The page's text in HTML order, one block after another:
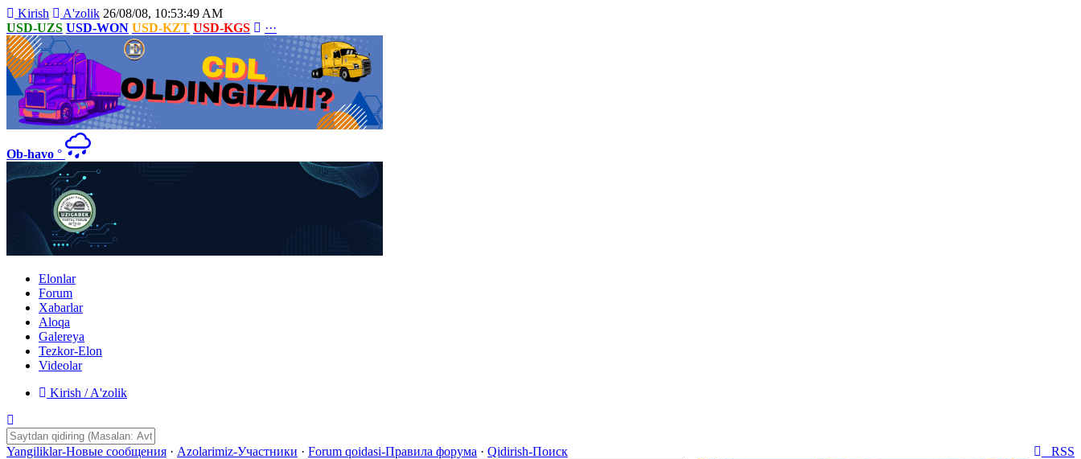
Kirish A'zolik 26/08/08, 10:53:49 AM
USD-UZS USD-WON USD-KZT USD-KGS ···
Ob-havo °
Elonlar
Forum
Xabarlar
Aloqa
Galereya
Tezkor-Elon
Videolar
Kirish / A'zolik
RSS
Yangiliklar-Новые сообщения · Azolarimiz-Участники · Forum qoidasi-Правила форума · Qidirish-Поиск